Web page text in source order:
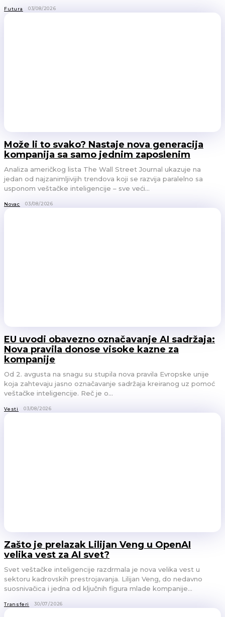
Futura 03/08/2026
Može li to svako? Nastaje nova generacija
kompanija sa samo jednim zaposlenim
Analiza američkog lista The Wall Street Journal ukazuje na
jedan od najzanimljivijih trendova koji se razvija paralelno sa
usponom veštačke inteligencije – sve veći...
Novac 03/08/2026
EU uvodi obavezno označavanje AI sadržaja:
Nova pravila donose visoke kazne za
kompanije
Od 2. avgusta na snagu su stupila nova pravila Evropske unije
koja zahtevaju jasno označavanje sadržaja kreiranog uz pomoć
veštačke inteligencije. Reč je o...
Vesti 03/08/2026
Zašto je prelazak Lilijan Veng u OpenAI
velika vest za AI svet?
Svet veštačke inteligencije razdrmala je nova velika vest u
sektoru kadrovskih prestrojavanja. Lilijan Veng, do nedavno
suosnivačica i jedna od ključnih figura mlade kompanije...
Transferi 30/07/2026